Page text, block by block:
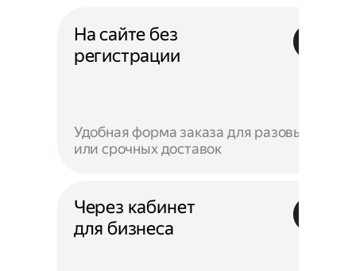
На сайте без
регистрации
Удобная форма заказа для разовых
или срочных доставок
Через кабинет
для бизнеса